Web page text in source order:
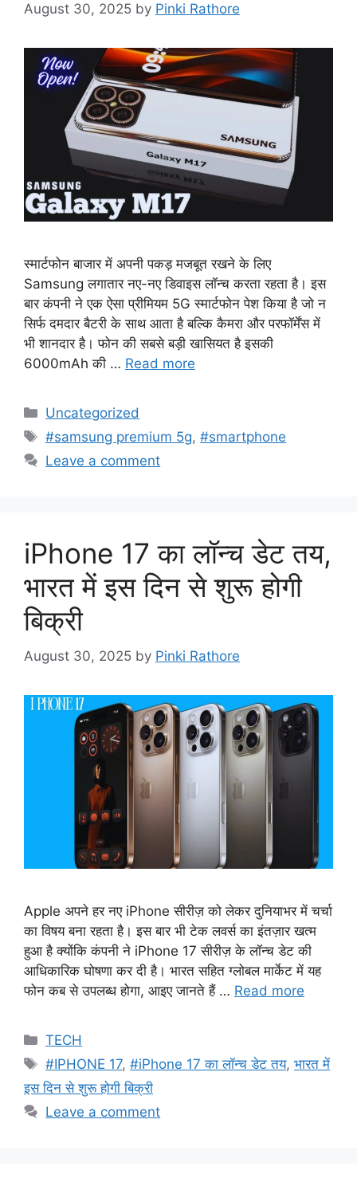
August 30, 2025 by Pinki Rathore
स्मार्टफोन बाजार में अपनी पकड़ मजबूत रखने के लिए
Samsung लगातार नए-नए डिवाइस लॉन्च करता रहता है। इस
बार कंपनी ने एक ऐसा प्रीमियम 5G स्मार्टफोन पेश किया है जो न
सिर्फ दमदार बैटरी के साथ आता है बल्कि कैमरा और परफॉर्मेंस में
भी शानदार है। फोन की सबसे बड़ी खासियत है इसकी
6000mAh की … Read more
Categories
Uncategorized
Tags
#samsung premium 5g,#smartphone
Leave a comment
iPhone 17 का लॉन्च डेट तय,
भारत में इस दिन से शुरू होगी
बिक्री
August 30, 2025 by Pinki Rathore
Apple अपने हर नए iPhone सीरीज़ को लेकर दुनियाभर में चर्चा
का विषय बना रहता है। इस बार भी टेक लवर्स का इंतज़ार खत्म
हुआ है क्योंकि कंपनी ने iPhone 17 सीरीज़ के लॉन्च डेट की
आधिकारिक घोषणा कर दी है। भारत सहित ग्लोबल मार्केट में यह
फोन कब से उपलब्ध होगा, आइए जानते हैं … Read more
Categories
TECH
Tags
#IPHONE 17,#iPhone 17 का लॉन्च डेट तय,भारत में
इस दिन से शुरू होगी बिक्री
Leave a comment